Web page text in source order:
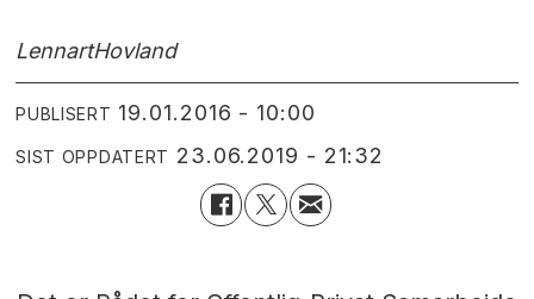
LennartHovland
PUBLISERT 19.01.2016 - 10:00
SIST OPPDATERT 23.06.2019 - 21:32